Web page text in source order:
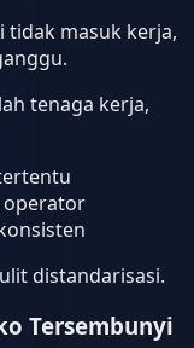
tidak masuk kerja,
tenaga kerja,
operator
distandarisasi.
Tersembunyi